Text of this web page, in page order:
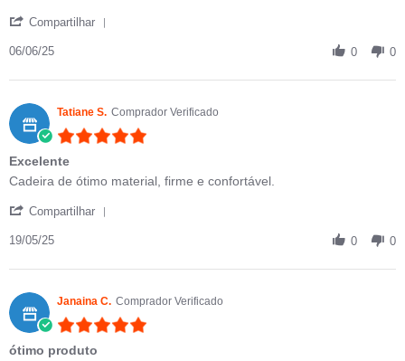
Compartilhar
06/06/25 0 0
Tatiane S. Comprador Verificado
Excelente
Review by Tatiane S. on 19 May 2025
review stating Excelente
Cadeira de ótimo material, firme e confortável.
Compartilhar
19/05/25 0 0
Janaina C. Comprador Verificado
ótimo produto